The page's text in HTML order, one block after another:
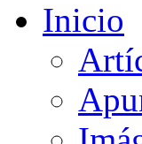
Inicio